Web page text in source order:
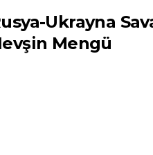
Ukrayna
Mengü